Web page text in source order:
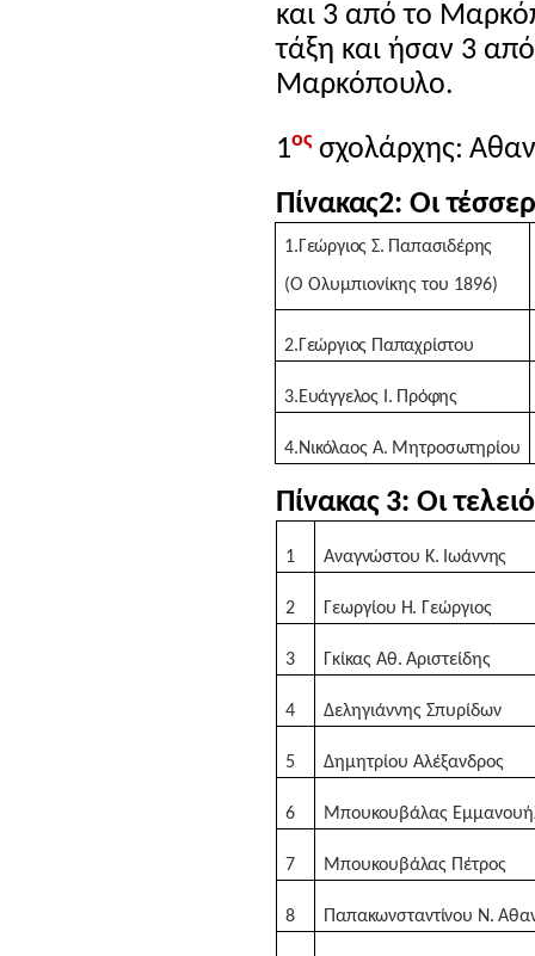
και 3 από το
τάξη και ήσαν 3
Μαρκόπουλο.
1οςσχολάρχης:
Πίνακας2: Οι
1.Γεώργιος Σ. Παπασιδέρης
(Ο Ολυμπιονίκης του 1896)
2.Γεώργιος Παπαχρίστου
3.Ευάγγελος Ι. Πρόφης
4.Νικόλαος Α. Μητροσωτηρίου
Πίνακας 3: Οι
1 Αναγνώστου Κ. Ιωάννης
2 Γεωργίου Η. Γεώργιος
3 Γκίκας Αθ. Αριστείδης
4 Δεληγιάννης Σπυρίδων
5 Δημητρίου Αλέξανδρος
6 Μπουκουβάλας
7 Μπουκουβάλας Πέτρος
8 Παπακωνσταντίνου Ν.